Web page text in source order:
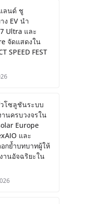
ลนด์ ชู
ง EV นำ
Ultra และ
จัดแสดงใน
SPEED FEST
โซลูชันระบบ
านครบวงจรใน
Europe
และ
กย้ำบทบาทผู้ให้
านอัจฉริยะใน